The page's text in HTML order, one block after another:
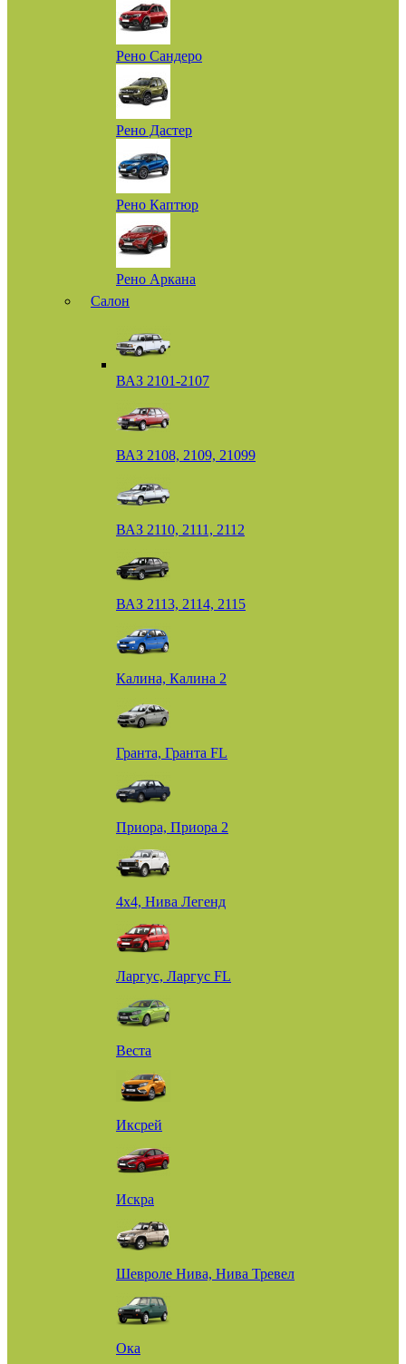
Рено Сандеро
Рено Дастер
Рено Каптюр
Рено Аркана
Салон
ВАЗ 2101-2107
ВАЗ 2108, 2109, 21099
ВАЗ 2110, 2111, 2112
ВАЗ 2113, 2114, 2115
Калина, Калина 2
Гранта, Гранта FL
Приора, Приора 2
4х4, Нива Легенд
Ларгус, Ларгус FL
Веста
Иксрей
Искра
Шевроле Нива, Нива Тревел
Ока